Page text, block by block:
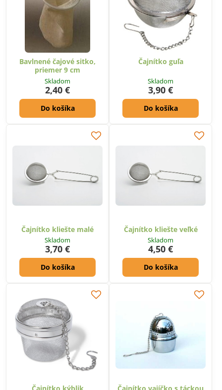
Bavlnené čajové sitko,
priemer 9 cm
Skladom
2,40 €
Do košíka
Čajnítko guľa
Skladom
3,90 €
Do košíka
Čajnítko kliešte malé
Skladom
3,70 €
Do košíka
Čajnítko kliešte veľké
Skladom
4,50 €
Do košíka